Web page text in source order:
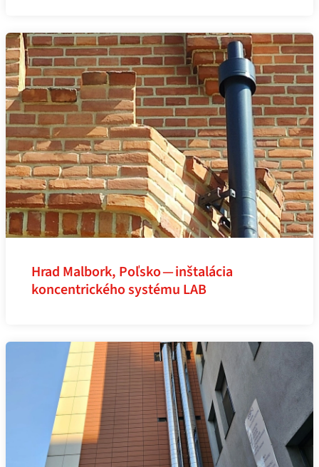
Hrad Malbork, Poľsko — inštalácia
koncentrického systému LAB